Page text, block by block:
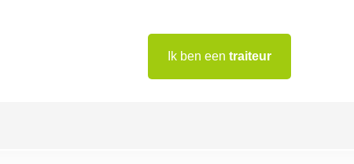
Ik ben een traiteur